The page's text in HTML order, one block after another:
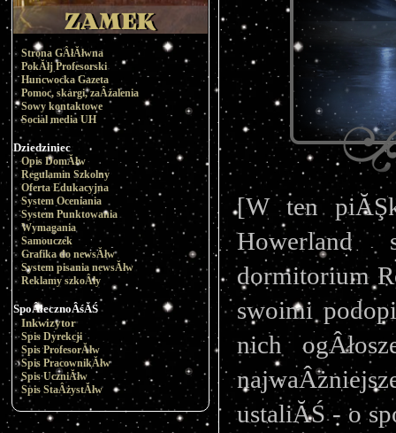
Strona GÂłĂłwna
PokĂłj Profesorski
Huncwocka Gazeta
Pomoc, skargi, zaÂżalenia
Sowy kontaktowe
Social media UH
Dziedziniec
Opis DomĂłw
Regulamin Szkolny
Oferta Edukacyjna
System Oceniania
System Punktowania
Wymagania
Samouczek
Grafika do newsĂłw
System pisania newsĂłw
Reklamy szkoÂły
SpoÂłecznoÂśĂŚ
Inkwizytor
Spis Dyrekcji
Spis ProfesorĂłw
Spis PracownikĂłw
Spis UczniĂłw
Spis StaÂżystĂłw
[W ten
Howerland
dormitorium
swoimi
nich
ustaliĂŚ - o